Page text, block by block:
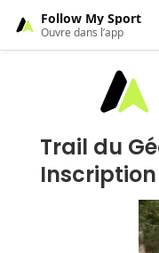
Trail du
Follow My Sport
Ouvre dans l’app